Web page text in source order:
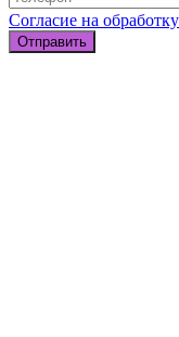
Согласие на
Отправить